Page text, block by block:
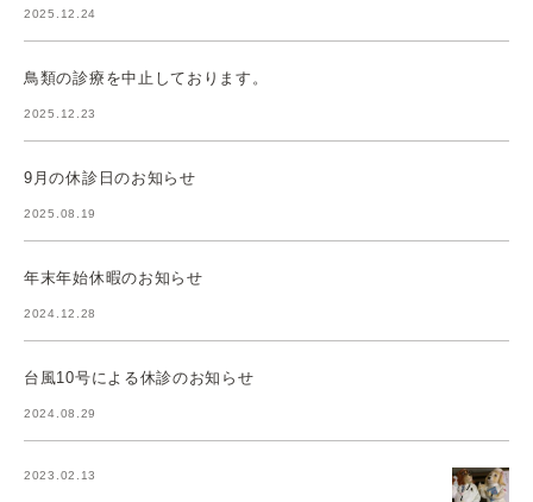
2025.12.24
鳥類の診療を中止しております。
2025.12.23
9月の休診日のお知らせ
2025.08.19
年末年始休暇のお知らせ
2024.12.28
台風10号による休診のお知らせ
2024.08.29
2023.02.13